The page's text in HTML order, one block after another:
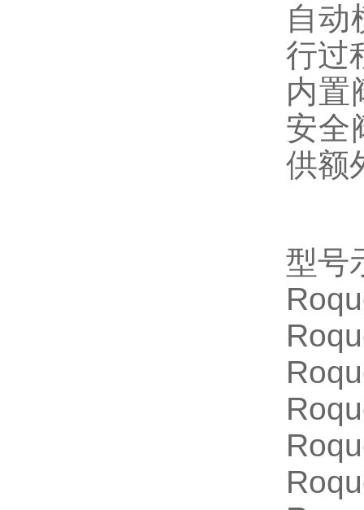
自动
行过
内置
安全
供额
型号